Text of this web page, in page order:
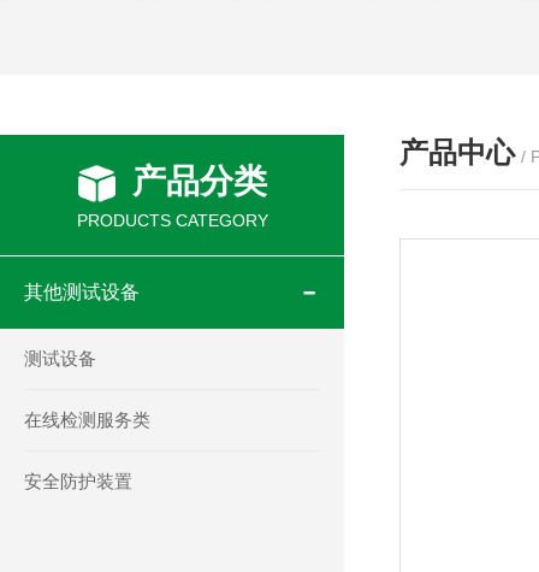
产品分类
PRODUCTS CATEGORY
其他测试设备
测试设备
在线检测服务类
安全防护装置
产品中心 /